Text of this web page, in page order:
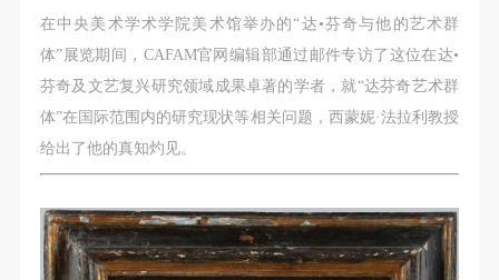
在中央美术学术学院美术馆举办的“达•芬奇与他的艺术群
体”展览期间，CAFAM官网编辑部通过邮件专访了这位在达•
芬奇及文艺复兴研究领域成果卓著的学者，就“达芬奇艺术群
体”在国际范围内的研究现状等相关问题，西蒙妮·法拉利教授
给出了他的真知灼见。
参加本次活动者必须遵守中华人民共和国的相关法
律、法规，必须遵循道德和社会公德规范，并应该具
备以人为本、团结友爱、互相帮助和助人为乐的良好
品质。
第三条
参加本次活动人员应该是成年人（具有完全民事行为
能力的人，18周岁以上）未成年人必须在成年人的陪
同下参观。
第四条
参加本次活动者必须遵守中华人民共和国的相关法
律、法规，必须遵循道德和社会公德规范，并应该具
备以人为本、团结友爱、互相帮助和助人为乐的良好
品质。
第三条
参加本次活动人员应该是成年人（具有完全民事行为
能力的人，18周岁以上）未成年人必须在成年人的陪
同下参观。
第四条
参加本次活动者必须遵守中华人民共和国的相关法
律、法规，必须遵循道德和社会公德规范，并应该具
备以人为本、团结友爱、互相帮助和助人为乐的良好
品质。
第三条
参加本次活动人员应该是成年人（具有完全民事行为
能力的人，18周岁以上）未成年人必须在成年人的陪
同下参观。
第四条